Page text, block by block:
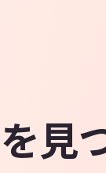
を見